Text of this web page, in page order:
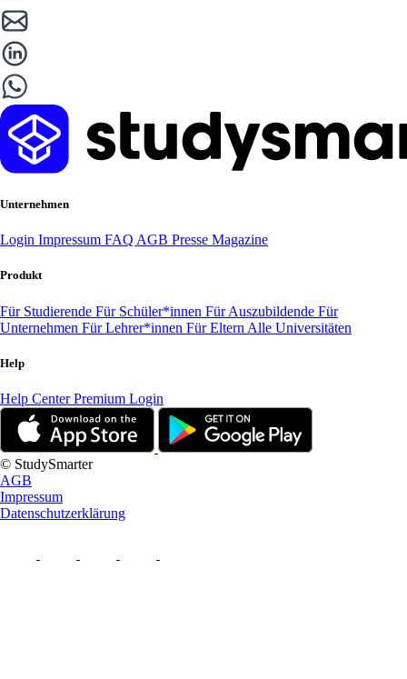
Unternehmen
Login Impressum FAQ AGB Presse Magazine
Produkt
Für Studierende Für Schüler*innen Für Auszubildende Für
Unternehmen Für Lehrer*innen Für Eltern Alle Universitäten
Help
Help CenterPremium Login
© StudySmarter
AGB
Impressum
Datenschutzerklärung